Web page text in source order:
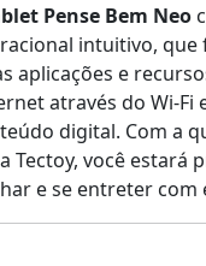
Pense Bem Neo
intuitivo, que
aplicações e
através do Wi-Fi
digital. Com a
Tectoy, você estará
e se entreter com